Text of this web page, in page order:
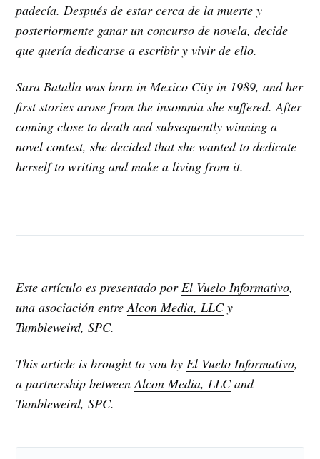
padecía. Después de estar cerca de la muerte y
posteriormente ganar un concurso de novela, decide
que quería dedicarse a escribir y vivir de ello.
Sara Batalla was born in Mexico City in 1989, and her
first stories arose from the insomnia she suffered. After
coming close to death and subsequently winning a
novel contest, she decided that she wanted to dedicate
herself to writing and make a living from it.
Este artículo es presentado por El Vuelo Informativo,
una asociación entreAlcon Media, LLCy
Tumbleweird, SPC.
This article is brought to you byEl Vuelo Informativo,
a partnership betweenAlcon Media, LLCand
Tumbleweird, SPC.